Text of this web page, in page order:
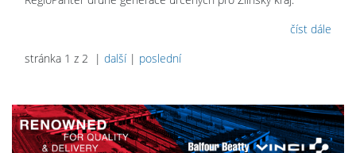
číst dále
stránka 1 z 2 | další| poslední